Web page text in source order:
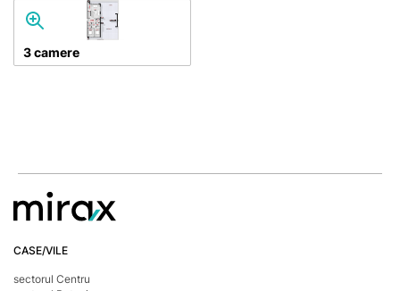
3 camere
CASE/VILE
sectorul Centru